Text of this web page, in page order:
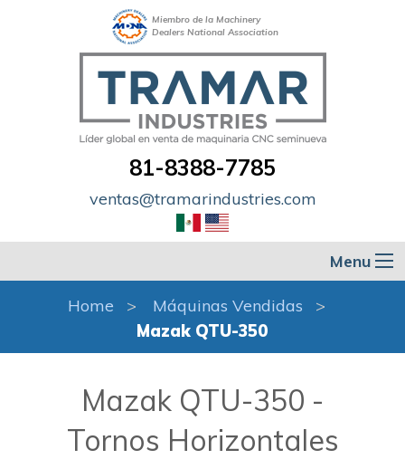
Miembro de la Machinery
Dealers National Association
81-8388-7785
ventas@tramarindustries.com
Menu
Home
Máquinas Vendidas
Mazak QTU-350
Mazak QTU-350 -
Tornos Horizontales